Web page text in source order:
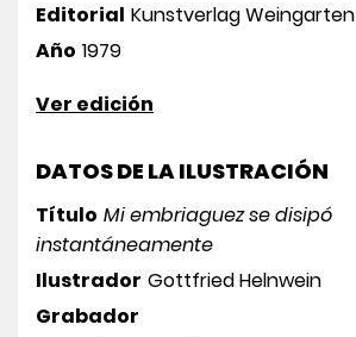
Editorial Kunstverlag Weingarten
Año 1979
Ver edición
DATOS DE LA ILUSTRACIÓN
Título Mi embriaguez se disipó
instantáneamente
Ilustrador Gottfried Helnwein
Grabador